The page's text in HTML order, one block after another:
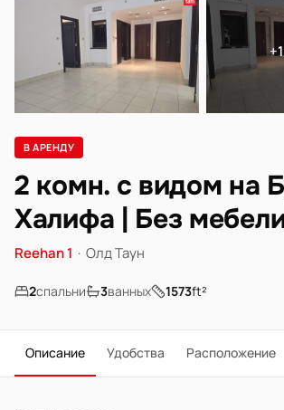
В АРЕНДУ
2 комн. с видом на
Халифа | Без
Reehan 1 · Олд Таун
2спальни 3ванных 1573ft²
Описание Удобства Расположение